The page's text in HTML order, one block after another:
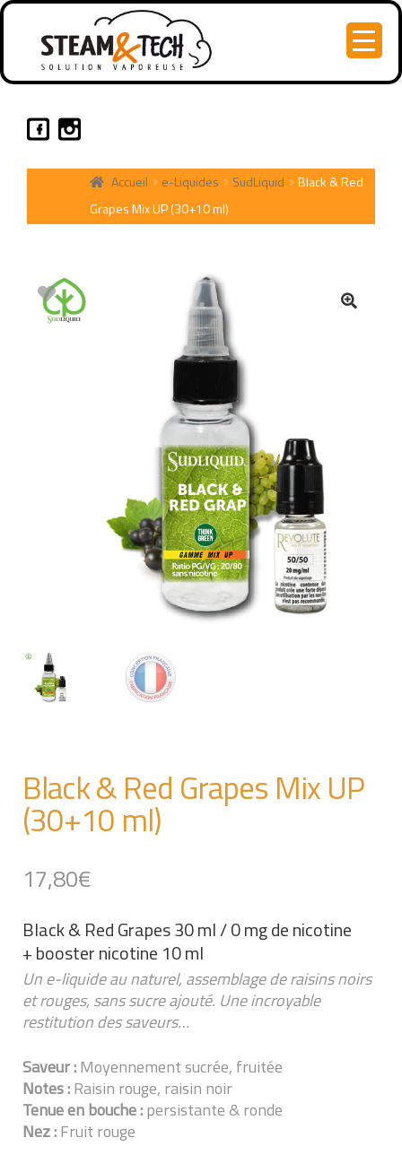
Accueil e-Liquides SudLiquid
Black & Red
Grapes Mix UP (30+10 ml)
Black & Red Grapes Mix UP
(30+10 ml)
17,80€
Black & Red Grapes 30 ml / 0 mg de nicotine
+ booster nicotine 10 ml
Un e-liquide au naturel, assemblage de raisins noirs
et rouges, sans sucre ajouté. Une incroyable
restitution des saveurs…
Saveur :Moyennement sucrée, fruitée
Notes :Raisin rouge, raisin noir
Tenue en bouche :persistante & ronde
Nez :Fruit rouge